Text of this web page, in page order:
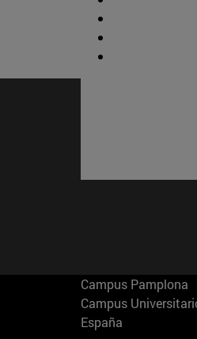
Campus Pamplona
Campus
España